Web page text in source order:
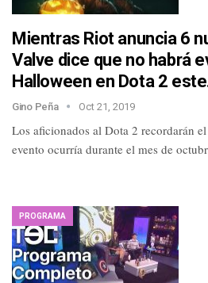
Mientras Riot anuncia 6
Valve dice que no habrá
Halloween en Dota 2
Gino Peña Oct 21, 2019
Los aficionados al Dota 2 recordarán
evento ocurría durante el mes de
PROGRAMA